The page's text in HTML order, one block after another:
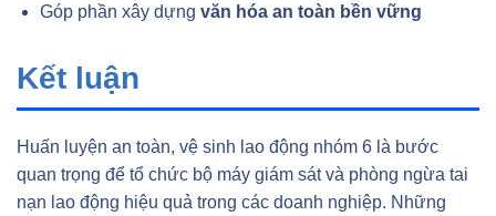
Góp phần xây dựng văn hóa an toàn bền vững
Kết luận
Huấn luyện an toàn, vệ sinh lao động nhóm 6 là bước
quan trọng để tổ chức bộ máy giám sát và phòng ngừa tai
nạn lao động hiệu quả trong các doanh nghiệp. Những